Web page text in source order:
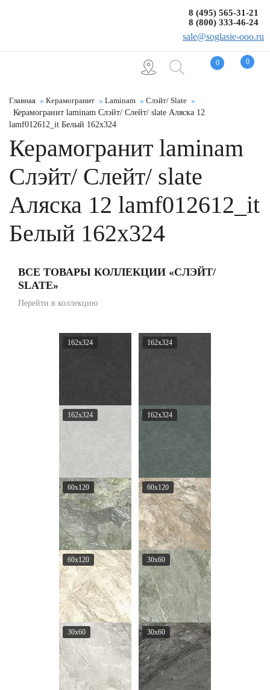
0 0
8 (495) 565-31-21
8 (800) 333-46-24
sale@soglasie-ooo.ru
Главная Керамогранит Laminam
Слэйт/ Slate
Керамогранит laminam Слэйт/ Слейт/ slate Аляска 12
lamf012612_it Белый 162x324
Керамогранит laminam
Слэйт/ Слейт/ slate
Аляска 12 lamf012612_it
Белый 162x324
ВСЕ ТОВАРЫ КОЛЛЕКЦИИ «СЛЭЙТ/
SLATE»
Перейти в коллекцию
162x324 162x324
162x324 162x324
60x120 60x120
60x120 30x60
30x60 30x60